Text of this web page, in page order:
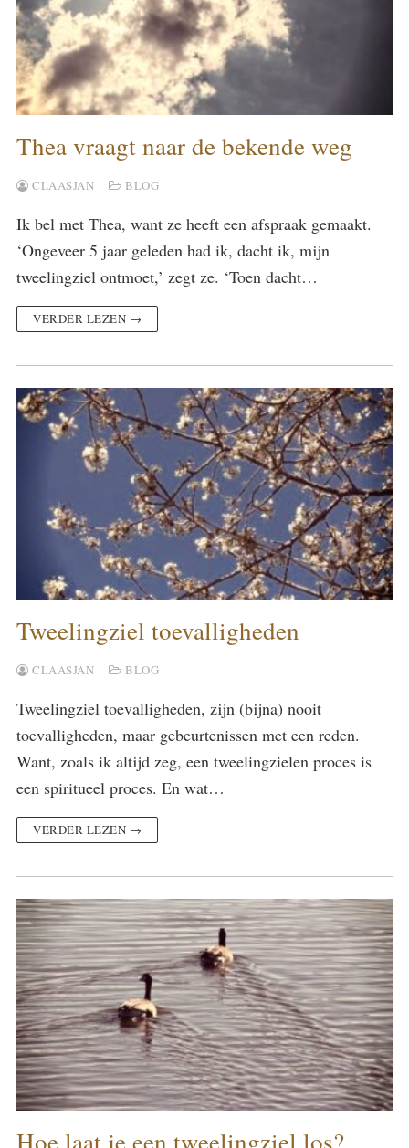
Thea vraagt naar de bekende weg
CLAASJAN BLOG
Ik bel met Thea, want ze heeft een afspraak gemaakt.
‘Ongeveer 5 jaar geleden had ik, dacht ik, mijn
tweelingziel ontmoet,’ zegt ze. ‘Toen dacht…
VERDER LEZEN →
Tweelingziel toevalligheden
CLAASJAN BLOG
Tweelingziel toevalligheden, zijn (bijna) nooit
toevalligheden, maar gebeurtenissen met een reden.
Want, zoals ik altijd zeg, een tweelingzielen proces is
een spiritueel proces. En wat…
VERDER LEZEN →
Hoe laat je een tweelingziel los?